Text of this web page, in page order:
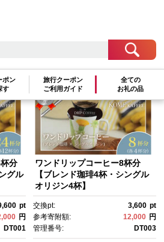
ポン
す
旅行クーポン
ご利用ガイド
全ての
お礼の品
分
グル
pt
円
DT001
ワンドリップコーヒー8杯分
【ブレンド珈琲4杯・シングル
オリジン4杯】
交換pt: 3,600 pt
参考寄附額:
12,000 円
管理番号:
DT003